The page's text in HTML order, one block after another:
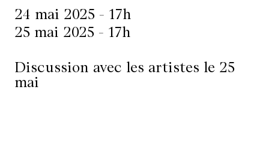
Wilder
de
salles
24 mai 2025 - 17h
25 mai 2025 - 17h
Discussion avec les artistes le 25
mai